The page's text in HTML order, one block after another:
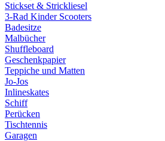
Stickset & Strickliesel
3-Rad Kinder Scooters
Badesitze
Malbücher
Shuffleboard
Geschenkpapier
Teppiche und Matten
Jo-Jos
Inlineskates
Schiff
Perücken
Tischtennis
Garagen